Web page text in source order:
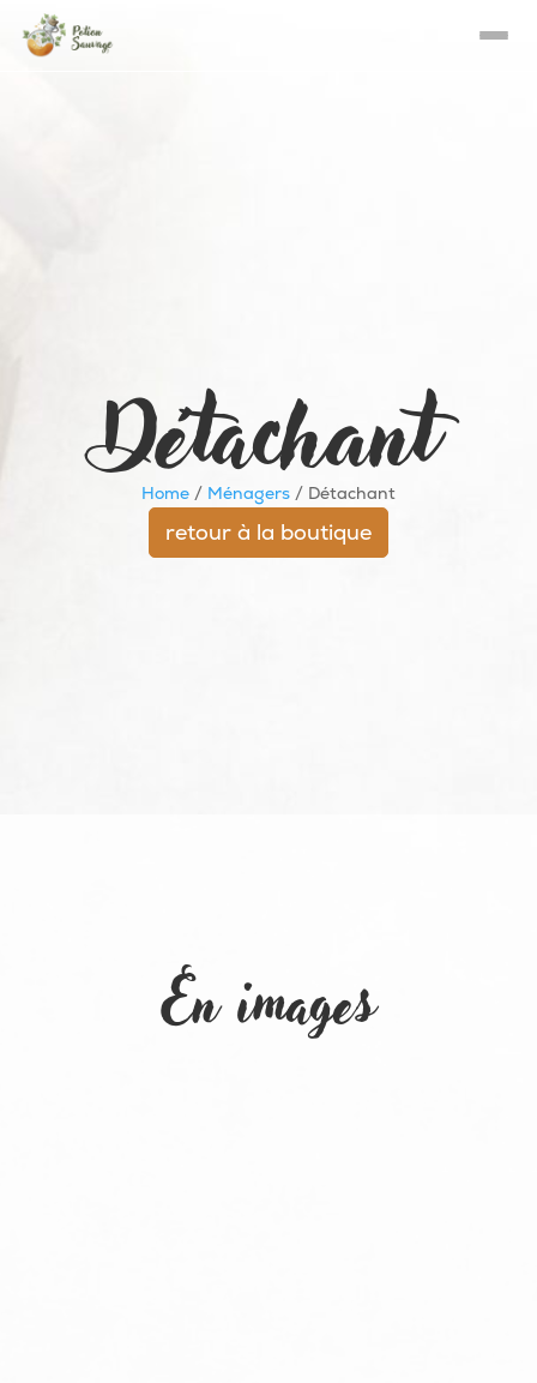
Détachant
Home / Ménagers / Détachant
retour à la boutique
En images